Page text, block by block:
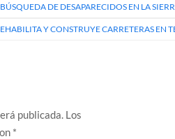
DE DESAPARECIDOS EN LA
Y CONSTRUYE CARRETERAS
publicada. Los
*